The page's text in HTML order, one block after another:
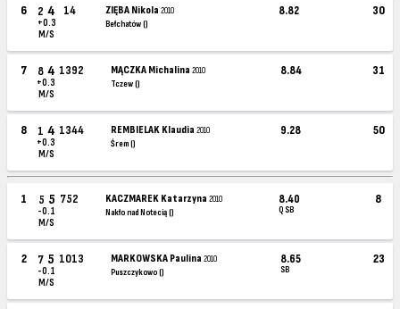
6 24
+0.3
M/S
14 ZIĘBA Nikola2010
Bełchatów ()
8.82 30
7 8 4
+0.3
M/S
1392 MĄCZKA Michalina 2010
Tczew ()
8.84 31
8 1 4
+0.3
M/S
1344 REMBIELAK Klaudia 2010
Śrem ()
9.28 50
1 5 5
-0.1
M/S
752 KACZMAREK Katarzyna2010
Nakło nad Notecią ()
8.40
Q SB
8
2 7 5
-0.1
M/S
1013 MARKOWSKA Paulina 2010
Puszczykowo ()
8.65
SB
23